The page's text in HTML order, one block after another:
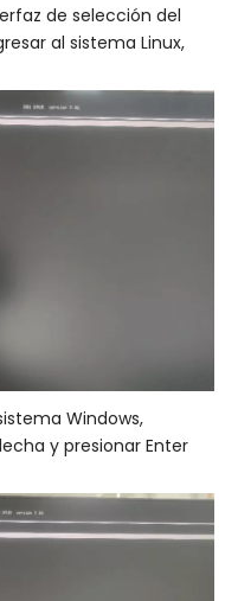
de selección del
al sistema Linux,
Windows,
y presionar Enter